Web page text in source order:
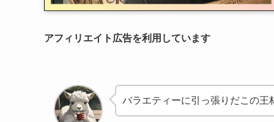
アフィリエイト広告を利用しています
バラエティーに引っ張りだこの王